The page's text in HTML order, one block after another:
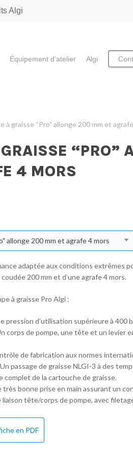
Algi
Équipement d’atelier Algi
à graisse “Pro” allonge 200 mm et
“PRO”
4 MORS
allonge 200 mm et agrafe 4 mors
adaptée aux conditions extrêmes
200 mm et d’une agrafe 4 mors.
à graisse Pro Algi :
pression d’utilisation supérieure à 400
corps de pompe, une tête et un levier
de fabrication aux normes
passage de graisse NLGI-3 à des
complet de la cartouche de graisse.
très bonne prise en main assurant un
liaison tête/corps de pompe, avec
en PDF